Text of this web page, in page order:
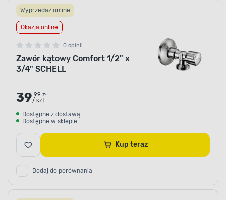
Wyprzedaż online
Okazja online
0 opinii
Zawór kątowy Comfort 1/2" x
3/4" SCHELL
39.99 zł
/ szt.
Dostępne z dostawą
Dostępne w sklepie
Kup teraz
Dodaj do porównania